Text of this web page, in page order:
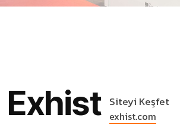
Exhist Siteyi Keşfet
exhist.com